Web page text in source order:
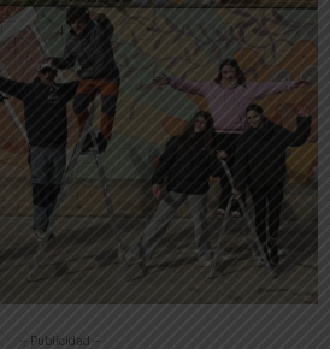
-- Publicidad --